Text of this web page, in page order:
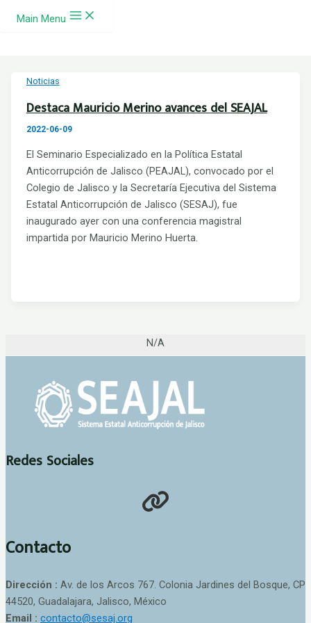
Skip to content
Main Menu
Noticias
Destaca Mauricio Merino avances del SEAJAL
2022-06-09
El Seminario Especializado en la Política Estatal
Anticorrupción de Jalisco (PEAJAL), convocado por el
Colegio de Jalisco y la Secretaría Ejecutiva del Sistema
Estatal Anticorrupción de Jalisco (SESAJ), fue
inaugurado ayer con una conferencia magistral
impartida por Mauricio Merino Huerta.
N/A
Redes Sociales
Contacto
Dirección : Av. de los Arcos 767. Colonia Jardines del Bosque, CP
44520, Guadalajara, Jalisco, México
Email : contacto@sesaj.org